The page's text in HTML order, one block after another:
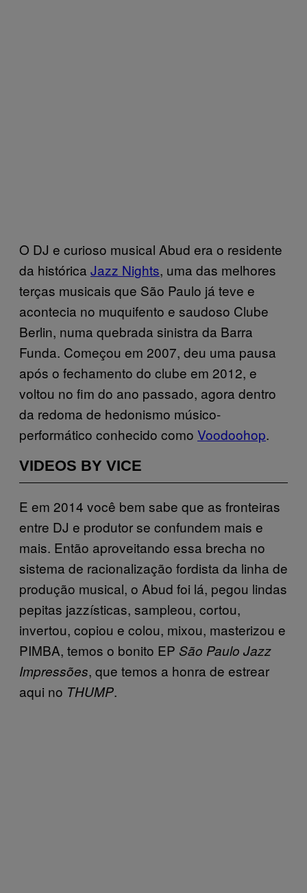
O DJ e curioso musical Abud era o residente
da histórica Jazz Nights, uma das melhores
terças musicais que São Paulo já teve e
acontecia no muquifento e saudoso Clube
Berlin, numa quebrada sinistra da Barra
Funda. Começou em 2007, deu uma pausa
após o fechamento do clube em 2012, e
voltou no fim do ano passado, agora dentro
da redoma de hedonismo músico-
performático conhecido como Voodoohop.
VIDEOS BY VICE
E em 2014 você bem sabe que as fronteiras
entre DJ e produtor se confundem mais e
mais. Então aproveitando essa brecha no
sistema de racionalização fordista da linha de
produção musical, o Abud foi lá, pegou lindas
pepitas jazzísticas, sampleou, cortou,
invertou, copiou e colou, mixou, masterizou e
PIMBA, temos o bonito EP São Paulo Jazz
Impressões, que temos a honra de estrear
aqui no THUMP.